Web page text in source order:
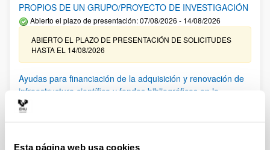
Esta página web usa cookies
PROPIOS DE UN GRUPO/PROYECTO DE INVESTIGACIÓN
Abierto el plazo de presentación: 07/08/2026 - 14/08/2026
ABIERTO EL PLAZO DE PRESENTACIÓN DE SOLICITUDES
HASTA EL 14/08/2026
Ayudas para financiación de la adquisición y renovación de
infraestructura científica y fondos bibliográficos en la
UPV/EHU 2026
solicitudes admitidas y excluidas. 23/03/2026: Relación